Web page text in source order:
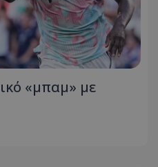
«μπαμ» με